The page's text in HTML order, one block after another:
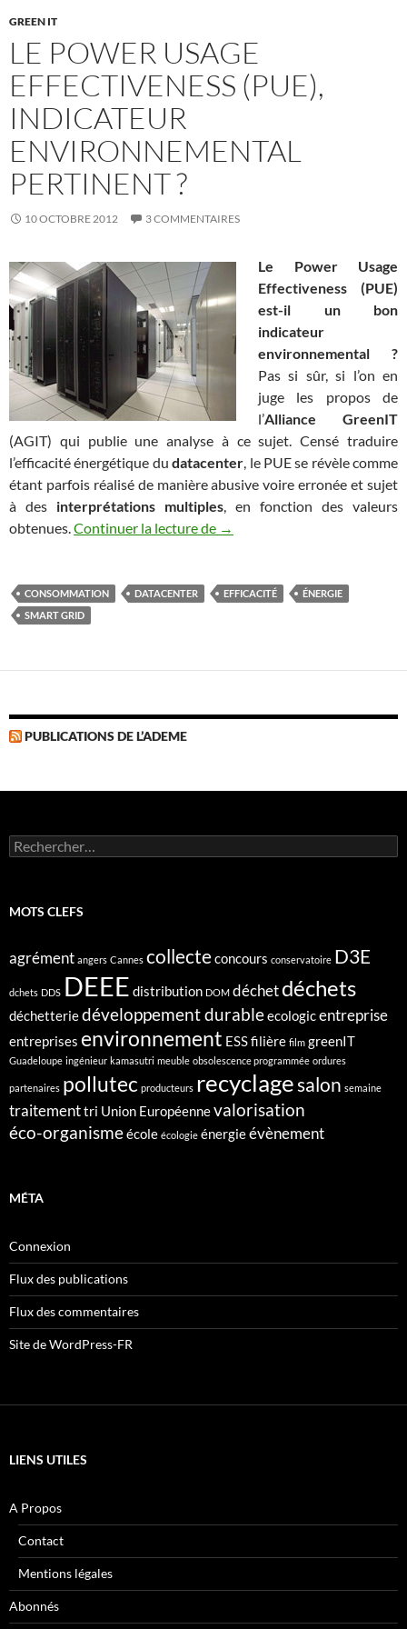
GREEN IT
LE POWER USAGE
EFFECTIVENESS (PUE),
INDICATEUR
ENVIRONNEMENTAL
PERTINENT ?
10 OCTOBRE 2012 3 COMMENTAIRES
Le Power Usage
Effectiveness (PUE)
est-il un bon
indicateur
environnemental ?
Pas si sûr, si l’on en
juge les propos de
l’Alliance GreenIT
(AGIT) qui publie une analyse à ce sujet. Censé traduire
l’efficacité énergétique dudatacenter, le PUE se révèle comme
étant parfois réalisé de manière abusive voire erronée et sujet
à des interprétations multiples, en fonction des valeurs
obtenues.Continuer la lecture de Le Power Usage
→
CONSOMMATION DATACENTER EFFICACITÉ
ÉNERGIE
SMART GRID
PUBLICATIONS DE L’ADEME
Rechercher :
MOTS CLEFS
agrément angers Cannes collecteconcours conservatoire D3E
dchets DDS DEEE distribution DOM déchetdéchets
déchetteriedéveloppement durableecologicentreprise
entreprises environnement ESSfilière film greenIT
Guadeloupe ingénieur kamasutri meuble obsolescence programmée ordures
partenaires pollutec producteurs recyclagesalon semaine
traitementtri Union Européennevalorisation
éco-organismeécole écologie énergieévènement
MÉTA
Connexion
Flux des publications
Flux des commentaires
Site de WordPress-FR
LIENS UTILES
A Propos
Contact
Mentions légales
Abonnés